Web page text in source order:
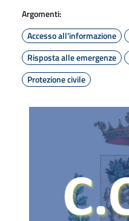
Argomenti:
Accesso all'informazione
Risposta alle emergenze
Protezione civile